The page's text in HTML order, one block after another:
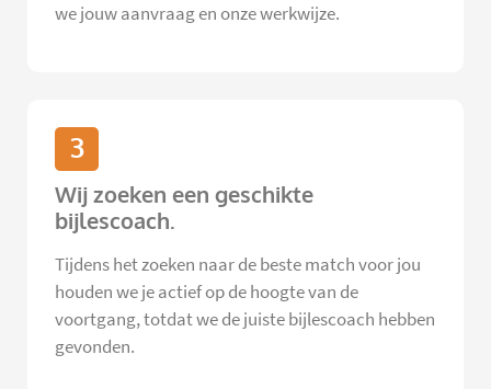
we jouw aanvraag en onze werkwijze.
3
Wij zoeken een geschikte
bijlescoach.
Tijdens het zoeken naar de beste match voor jou
houden we je actief op de hoogte van de
voortgang, totdat we de juiste bijlescoach hebben
gevonden.